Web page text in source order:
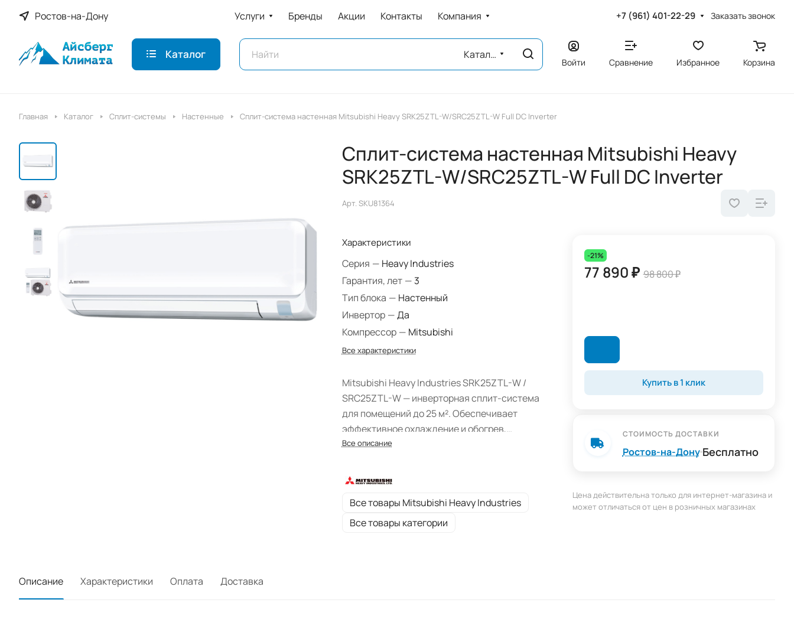
Ростов-на-Дону Услуги Бренды Акции Контакты Компания +7 (961) 401-22-29 Заказать звонок
Каталог Каталог
Войти Сравнение Избранное Корзина
Главная Каталог Сплит-системы Настенные Сплит-система настенная Mitsubishi Heavy SRK25ZTL-W/SRC25ZTL-W Full DC Inverter
Сплит-система настенная Mitsubishi Heavy
SRK25ZTL-W/SRC25ZTL-W Full DC Inverter
Арт. SKU81364
Характеристики
Серия — Heavy Industries
Гарантия, лет — 3
Тип блока — Настенный
Инвертор —Да
Компрессор — Mitsubishi
Все характеристики
Mitsubishi Heavy Industries SRK25ZTL-W /
SRC25ZTL-W — инверторная сплит-система
для помещений до 25 м². Обеспечивает
эффективное охлаждение и обогрев,
работает на экологичном фреоне R32, тихая и
энергоэффективности A++.
Все описание
Все товары Mitsubishi Heavy Industries
Все товары категории
-21%
77 890 ₽ 98 800 ₽
Купить в 1 клик
СТОИМОСТЬ ДОСТАВКИ
Ростов-на-ДонуБесплатно
Цена действительна только для интернет-магазина и
может отличаться от цен в розничных магазинах
Описание Характеристики Оплата Доставка